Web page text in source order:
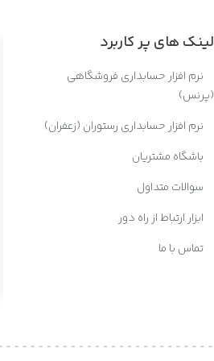
لینک های پر کاربرد
نرم افزار حسابداری فروشگاهی
(پرنس)
نرم افزار حسابداری رستوران (زعفران)
باشگاه مشتریان
سوالات متداول
ابزار ارتباط از راه دور
تماس با ما